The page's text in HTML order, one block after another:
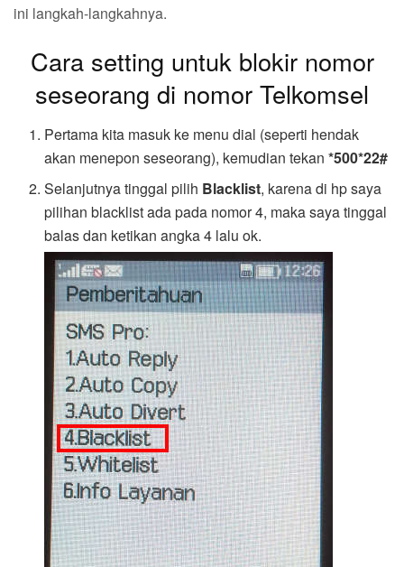
ini langkah-langkahnya.
Cara setting untuk blokir nomor
seseorang di nomor Telkomsel
Pertama kita masuk ke menu dial (seperti hendak
akan menepon seseorang), kemudian tekan*500*22#
Selanjutnya tinggal pilih Blacklist, karena di hp saya
pilihan blacklist ada pada nomor 4, maka saya tinggal
balas dan ketikan angka 4 lalu ok.